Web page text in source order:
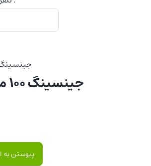
جینسینگ 100 میلی گرم دانا
پیوستن به